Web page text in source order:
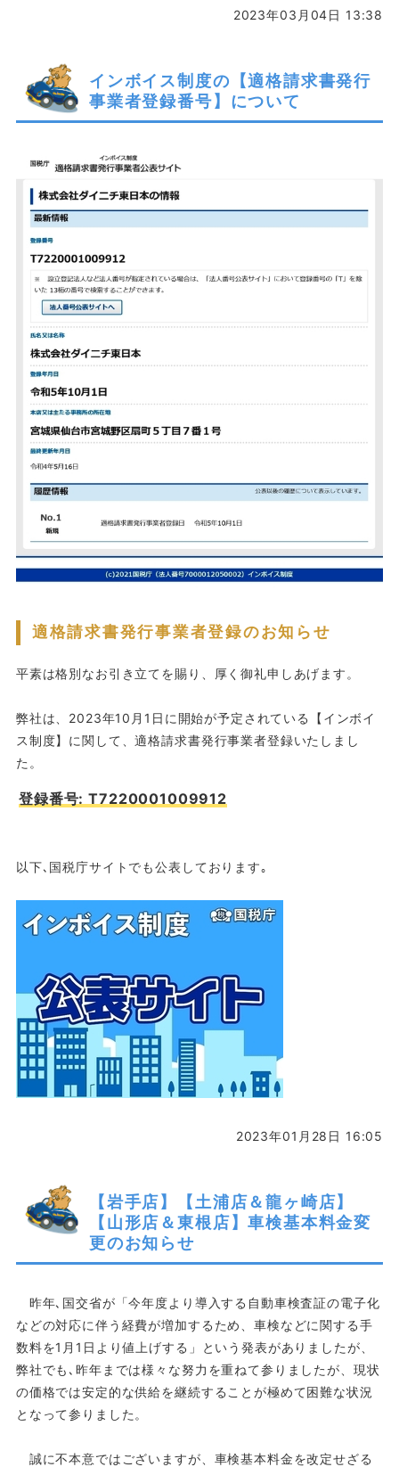
2023年03月04日 13:38
インボイス制度の【適格請求書発行
事業者登録番号】について
適格請求書発行事業者登録のお知らせ
平素は格別なお引き立てを賜り、厚く御礼申しあげます。
弊社は、2023年10月1日に開始が予定されている【インボイ
ス制度】に関して、適格請求書発行事業者登録いたしまし
た。
登録番号: T7220001009912
以下､国税庁サイトでも公表しております｡
2023年01月28日 16:05
【岩手店】【土浦店＆龍ヶ崎店】
【山形店＆東根店】車検基本料金変
更のお知らせ
昨年､国交省が「今年度より導入する自動車検査証の電子化
などの対応に伴う経費が増加するため、車検などに関する手
数料を1月1日より値上げする」という発表がありましたが、
弊社でも､昨年までは様々な努力を重ねて参りましたが、現状
の価格では安定的な供給を継続することが極めて困難な状況
となって参りました。
誠に不本意ではございますが、車検基本料金を改定せざる